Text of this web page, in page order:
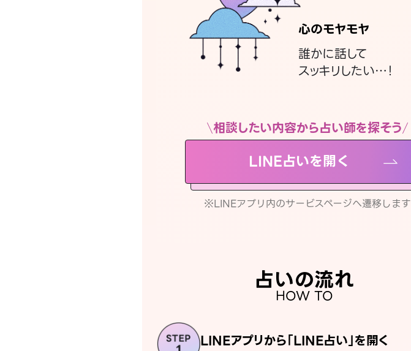
心のモヤモヤ
誰かに話して
スッキリしたい…！
相談したい内容から占い師を探そう
LINE占いを開く
※LINEアプリ内のサービスページへ遷移します
占いの流れ
HOW TO
LINEアプリから「LINE占い」を開く